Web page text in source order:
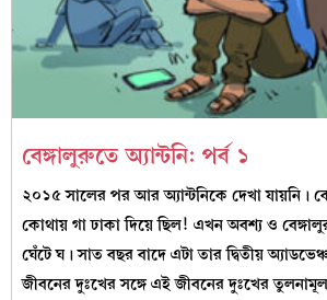
বেঙ্গালুরুতে অ্যান্টনি: পর্ব ১
২০১৫ সালের পর আর অ্যান্টনিকে দেখা
কোথায় গা ঢাকা দিয়ে ছিল! এখন অবশ্য ও
ঘেঁটে ঘ। সাত বছর বাদে এটা তার দ্বিতীয়
জীবনের দুঃখের সঙ্গে এই জীবনের দুঃখের